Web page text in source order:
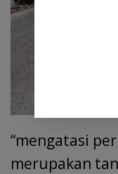
“mengatasi
merupakan